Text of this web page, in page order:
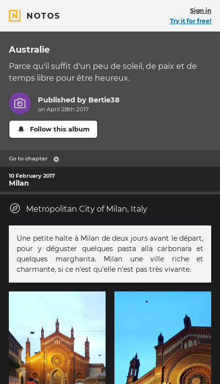
NOTOS
Sign in
Try it for free!
Australie
Parce qu'il suffit d'un peu de soleil, de paix et de
temps libre pour être heureux.
Published by Bertie38
on April 28th 2017
Follow this album
Go to chapter
10 February 2017
Milan
Metropolitan City of Milan, Italy
Une petite halte à Milan de deux jours avant le départ,
pour y déguster quelques pasta alla carbonara et
quelques margharita. Milan une ville riche et
charmante, si ce n'est qu'elle n'est pas très vivante.